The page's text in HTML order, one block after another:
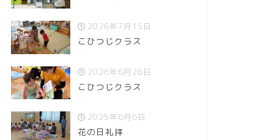
2026年7月15日
こひつじクラス
2026年6月26日
こひつじクラス
2025年6月6日
花の日礼拝